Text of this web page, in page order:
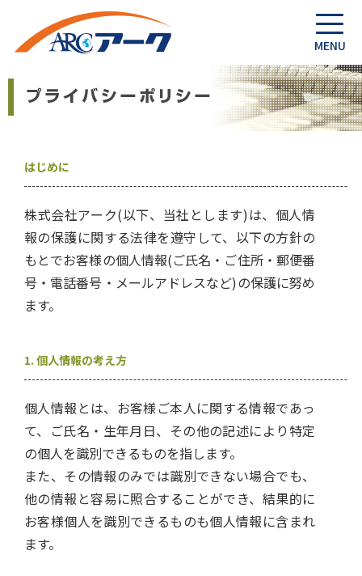
はじめに
株式会社アーク(以下、当社とします)は、個人情
報の保護に関する法律を遵守して、以下の方針の
もとでお客様の個人情報(ご氏名・ご住所・郵便番
号・電話番号・メールアドレスなど)の保護に努め
ます。
1. 個人情報の考え方
個人情報とは、お客様ご本人に関する情報であっ
て、ご氏名・生年月日、その他の記述により特定
の個人を識別できるものを指します。
また、その情報のみでは識別できない場合でも、
他の情報と容易に照合することができ、結果的に
お客様個人を識別できるものも個人情報に含まれ
ます。